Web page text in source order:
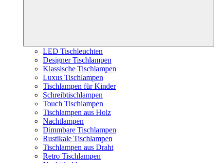
LED Tischleuchten
Designer Tischlampen
Klassische Tischlampen
Luxus Tischlampen
Tischlampen für Kinder
Schreibtischlampen
Touch Tischlampen
Tischlampen aus Holz
Nachtlampen
Dimmbare Tischlampen
Rustikale Tischlampen
Tischlampen aus Draht
Retro Tischlampen